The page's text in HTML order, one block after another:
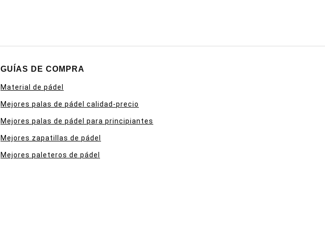
GUÍAS DE COMPRA
Material de pádel
Mejores palas de pádel calidad-precio
Mejores palas de pádel para principiantes
Mejores zapatillas de pádel
Mejores paleteros de pádel